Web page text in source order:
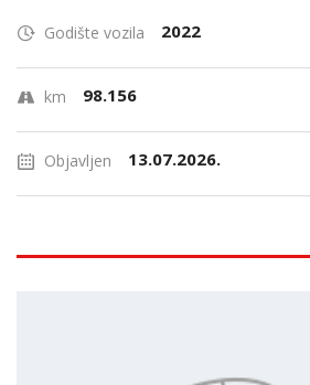
Godište vozila 2022
km 98.156
Objavljen 13.07.2026.